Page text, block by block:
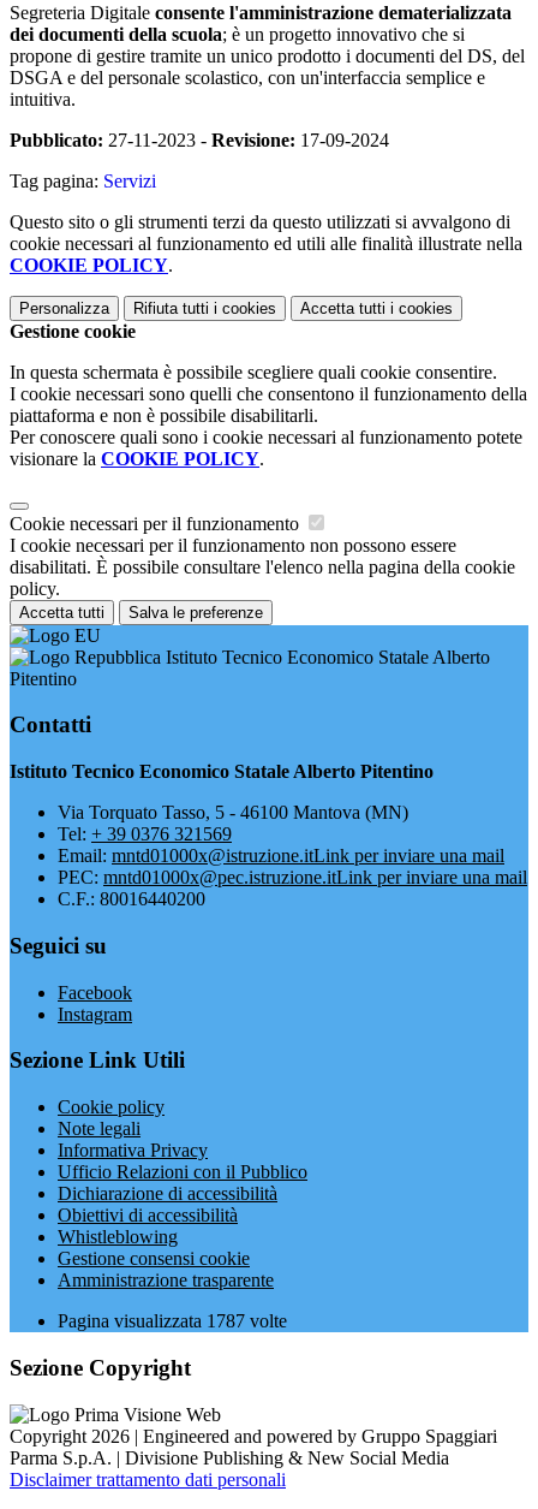
Segreteria Digitale consente l'amministrazione dematerializzata
dei documenti della scuola; è un progetto innovativo che si
propone di gestire tramite un unico prodotto i documenti del DS, del
DSGA e del personale scolastico, con un'interfaccia semplice e
intuitiva.
Pubblicato: 27-11-2023 - Revisione: 17-09-2024
Tag pagina: Servizi
Questo sito o gli strumenti terzi da questo utilizzati si avvalgono di
cookie necessari al funzionamento ed utili alle finalità illustrate nella
COOKIE POLICY.
Personalizza Rifiuta tutti i cookies Accetta tutti i cookies
Gestione cookie
In questa schermata è possibile scegliere quali cookie consentire.
I cookie necessari sono quelli che consentono il funzionamento della
piattaforma e non è possibile disabilitarli.
Per conoscere quali sono i cookie necessari al funzionamento potete
visionare la COOKIE POLICY.
Cookie necessari per il funzionamento
I cookie necessari per il funzionamento non possono essere
disabilitati. È possibile consultare l'elenco nella pagina della cookie
policy.
Accetta tutti Salva le preferenze
Istituto Tecnico Economico Statale Alberto
Pitentino
Contatti
Istituto Tecnico Economico Statale Alberto Pitentino
Via Torquato Tasso, 5 - 46100 Mantova (MN)
Tel: + 39 0376 321569
Email: mntd01000x@istruzione.itLink per inviare una mail
PEC: mntd01000x@pec.istruzione.itLink per inviare una mail
C.F.: 80016440200
Seguici su
Facebook
Instagram
Sezione Link Utili
Cookie policy
Note legali
Informativa Privacy
Ufficio Relazioni con il Pubblico
Dichiarazione di accessibilità
Obiettivi di accessibilità
Whistleblowing
Gestione consensi cookie
Amministrazione trasparente
Pagina visualizzata 1787 volte
Sezione Copyright
Copyright 2026 | Engineered and powered by Gruppo Spaggiari
Parma S.p.A. | Divisione Publishing & New Social Media
Disclaimer trattamento dati personali